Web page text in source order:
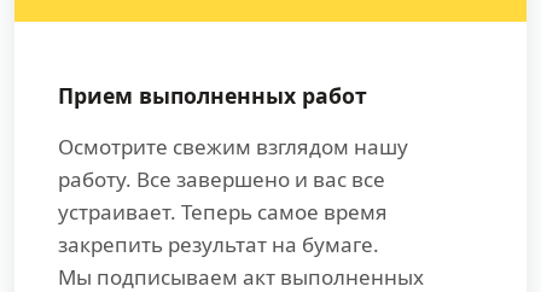
Прием выполненных работ
Осмотрите свежим взглядом нашу
работу. Все завершено и вас все
устраивает. Теперь самое время
закрепить результат на бумаге.
Мы подписываем акт выполненных